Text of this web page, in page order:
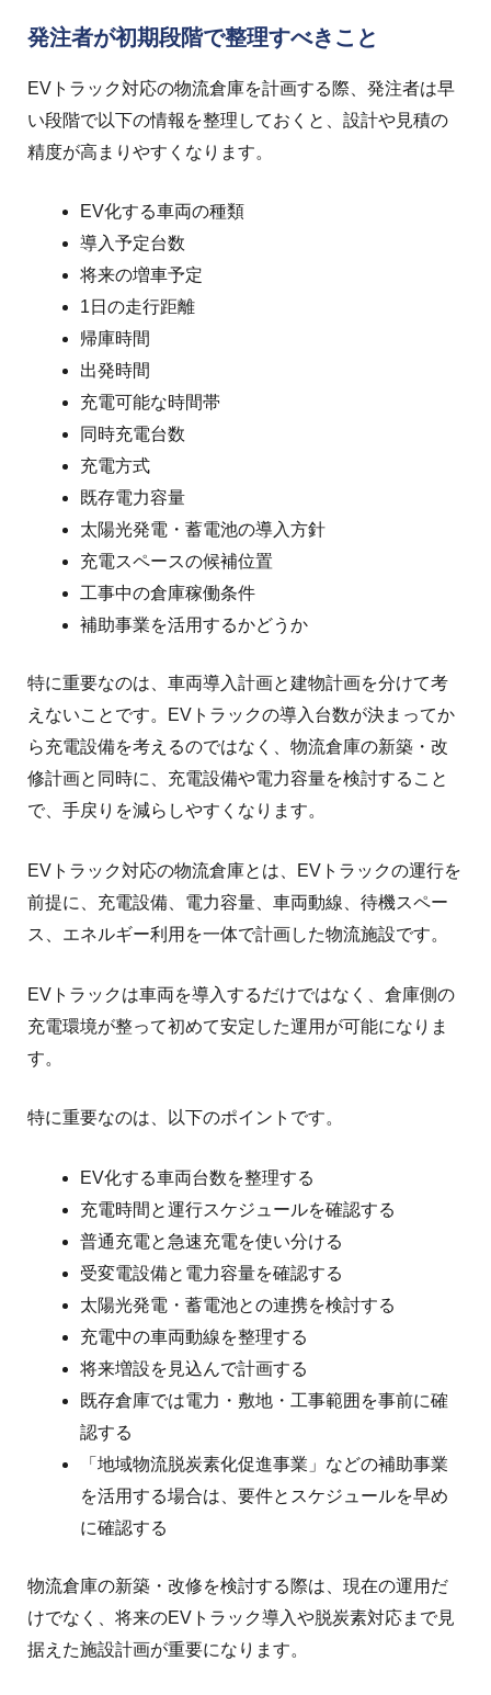
発注者が初期段階で整理すべきこと
EVトラック対応の物流倉庫を計画する際、発注者は早
い段階で以下の情報を整理しておくと、設計や見積の
精度が高まりやすくなります。
EV化する車両の種類
導入予定台数
将来の増車予定
1日の走行距離
帰庫時間
出発時間
充電可能な時間帯
同時充電台数
充電方式
既存電力容量
太陽光発電・蓄電池の導入方針
充電スペースの候補位置
工事中の倉庫稼働条件
補助事業を活用するかどうか
特に重要なのは、車両導入計画と建物計画を分けて考
えないことです。
EVトラックの導入台数が決まってか
ら充電設備を考えるのではなく、物流倉庫の新築・改
修計画と同時に、充電設備や電力容量を検討すること
で、手戻りを減らしやすくなります。
EVトラック対応の物流倉庫とは、EVトラックの運行を
前提に、充電設備、電力容量、車両動線、待機スペー
ス、エネルギー利用を一体で計画した物流施設です。
EVトラックは車両を導入するだけではなく、倉庫側の
充電環境が整って初めて安定した運用が可能になりま
す。
特に重要なのは、以下のポイントです。
EV化する車両台数を整理する
充電時間と運行スケジュールを確認する
普通充電と急速充電を使い分ける
受変電設備と電力容量を確認する
太陽光発電・蓄電池との連携を検討する
充電中の車両動線を整理する
将来増設を見込んで計画する
既存倉庫では電力・敷地・工事範囲を事前に確
認する
「地域物流脱炭素化促進事業」などの補助事業
を活用する場合は、要件とスケジュールを早め
に確認する
物流倉庫の新築・改修を検討する際は、現在の運用だ
けでなく、将来のEVトラック導入や脱炭素対応まで見
据えた施設計画が重要になります。